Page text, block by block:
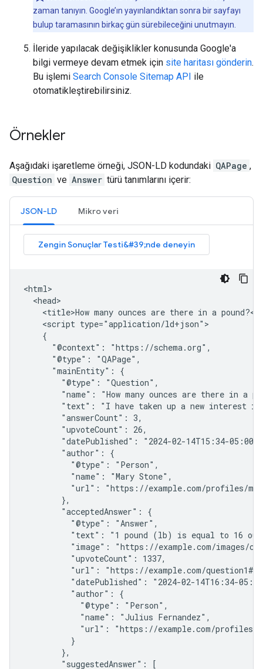
zaman tanıyın. Google’ın yayınlandıktan sonra bir sayfayı
bulup taramasının birkaç gün sürebileceğini unutmayın.
İleride yapılacak değişiklikler konusunda Google'a
bilgi vermeye devam etmek için site haritası gönderin.
Bu işlemi Search Console Sitemap API ile
otomatikleştirebilirsiniz.
Örnekler
Aşağıdaki işaretleme örneği, JSON-LD kodundaki QAPage ,
Question ve Answer türü tanımlarını içerir:
JSON-LD Mikro veri
<html>
  <head>
<title>How many ounces are there in a pound?</
    <script type="application/ld+json">
    {
      "@context": "https://schema.org",
      "@type": "QAPage",
      "mainEntity": {
        "@type": "Question",
"name": "How many ounces are there in a
"text": "I have taken up a new interest
        "answerCount": 3,
        "upvoteCount": 26,
        "datePublished": "2024-02-14T15:34-05:00",
        "author": {
          "@type": "Person",
          "name": "Mary Stone",
"url": "https://example.com/profiles/
        },
        "acceptedAnswer": {
          "@type": "Answer",
"text": "1 pound (lb) is equal to 16
"image": "https://example.com/images/
          "upvoteCount": 1337,
"url": "https://example.com/
"datePublished": "2024-02-14T16:34-
          "author": {
            "@type": "Person",
            "name": "Julius Fernandez",
"url": "https://example.com/profiles/
          }
        },
        "suggestedAnswer": [